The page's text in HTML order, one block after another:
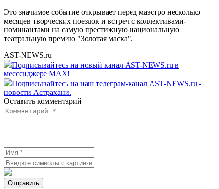
Это значимое событие открывает перед маэстро несколько
месяцев творческих поездок и встреч с коллективами-
номинантами на самую престижную национальную
театральную премию "Золотая маска".
AST-NEWS.ru
Подписывайтесь на новый канал AST-NEWS.ru в
мессенджере MAX!
Подписывайтесь на наш телеграм-канал AST-NEWS.ru -
новости Астрахани.
Оставить комментарий
Отправить